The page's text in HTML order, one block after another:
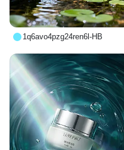
1q6avo4pzg24ren6l-HB